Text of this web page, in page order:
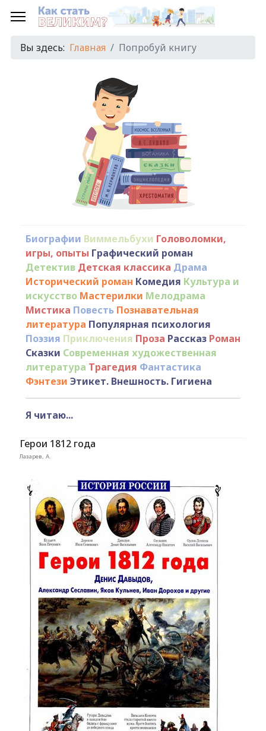
Вы здесь: Главная Попробуй книгу
Биографии Виммельбухи Головоломки,
игры, опыты Графический роман
Детектив Детская классика Драма
Исторический роман Комедия Культура и
искусство Мастерилки Мелодрама
Мистика Повесть Познавательная
литература Популярная психология
Поэзия Приключения Проза Рассказ Роман
Сказки Современная художественная
литература Трагедия Фантастика
Фэнтези Этикет. Внешность. Гигиена
Я читаю...
Герои 1812 года
Лазарев, А.